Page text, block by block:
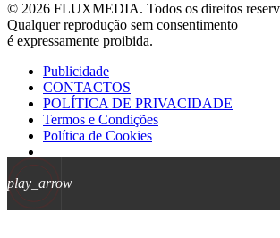
play_arrow
© 2026 FLUXMEDIA. Todos os direitos
Qualquer reprodução sem consentimento
é expressamente proibida.
Publicidade
CONTACTOS
POLÍTICA DE PRIVACIDADE
Termos e Condições
Política de Cookies